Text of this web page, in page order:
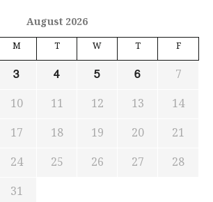
August 2026
M T W T F
3 4 5 6
7
10 11 12 13
14
17 18 19 20
21
24 25 26 27
28
31